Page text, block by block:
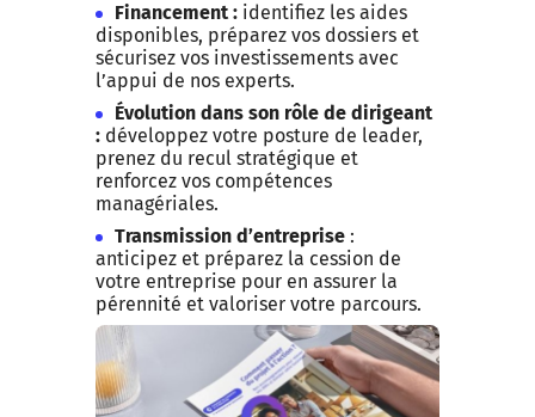
Financement : identifiez les aides
disponibles, préparez vos dossiers et
sécurisez vos investissements avec
l’appui de nos experts.
Évolution dans son rôle de dirigeant
: développez votre posture de leader,
prenez du recul stratégique et
renforcez vos compétences
managériales.
Transmission d’entreprise :
anticipez et préparez la cession de
votre entreprise pour en assurer la
pérennité et valoriser votre parcours.